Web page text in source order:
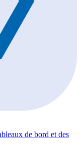
de bord et des